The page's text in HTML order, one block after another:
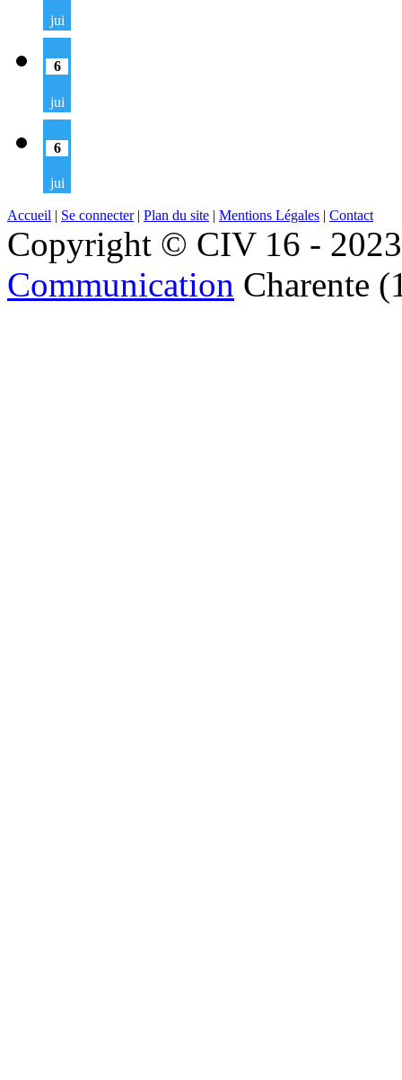
jui
6
jui
6
jui
Accueil | Se connecter| Plan du site | Mentions Légales | Contact
Copyright © CIV 16 -
Communication Charente